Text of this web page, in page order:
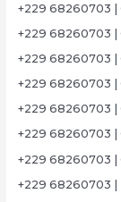
+229 68260703
+229 68260703
+229 68260703 |
+229 68260703 |
+229 68260703 |
+229 68260703 |
+229 68260703 |
+229 68260703